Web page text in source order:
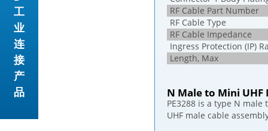
RF Cable Part Number
RF Cable Type
RF Cable Impedance
Ingress Protection (IP)
Length, Max
N Male to Mini UHF
PE3288 is a type N
UHF male cable
工
业
连
接
产
品